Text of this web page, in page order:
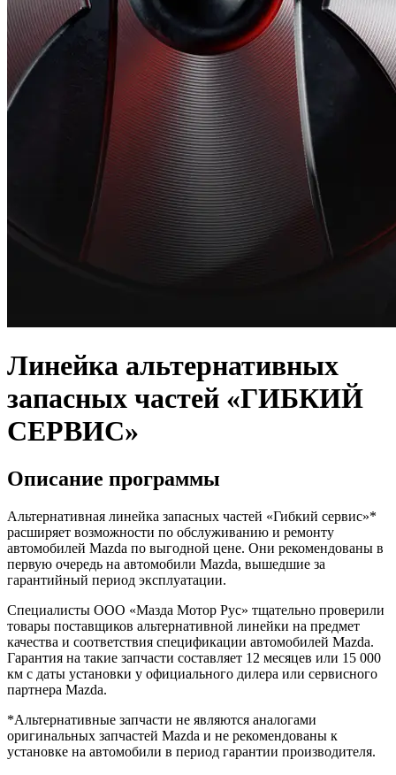
Линейка альтернативных
запасных частей «ГИБКИЙ
СЕРВИС»
Описание программы
Альтернативная линейка запасных частей «Гибкий сервис»*
расширяет возможности по обслуживанию и ремонту
автомобилей Mazda по выгодной цене. Они рекомендованы в
первую очередь на автомобили Mazda, вышедшие за
гарантийный период эксплуатации.
Специалисты ООО «Мазда Мотор Рус» тщательно проверили
товары поставщиков альтернативной линейки на предмет
качества и соответствия спецификации автомобилей Mazda.
Гарантия на такие запчасти составляет 12 месяцев или 15 000
км с даты установки у официального дилера или сервисного
партнера Mazda.
*Альтернативные запчасти не являются аналогами
оригинальных запчастей Mazda и не рекомендованы к
установке на автомобили в период гарантии производителя.